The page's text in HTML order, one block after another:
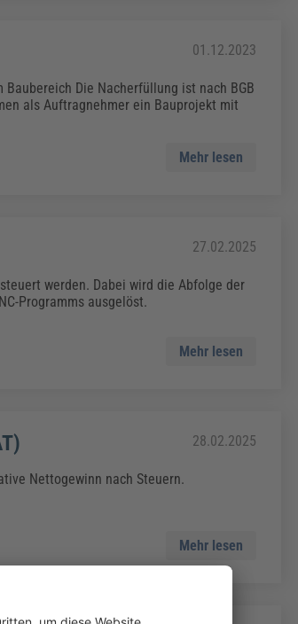
01.12.2023
Die Nacherfüllung ist nach BGB
als Auftragnehmer ein Bauprojekt mit
Mehr lesen
27.02.2025
werden. Dabei wird die Abfolge der
Programms ausgelöst.
Mehr lesen
28.02.2025
Nettogewinn nach Steuern.
Mehr lesen